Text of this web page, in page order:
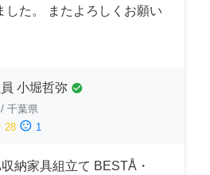
した。 またよろしくお願い
小堀哲弥 check_circle
/ 千葉県
28 sentiment_dissatisfied 1
納家具組立て BESTÅ・